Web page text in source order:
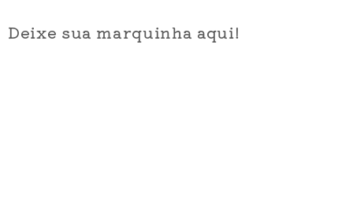
Deixe sua marquinha aqui!